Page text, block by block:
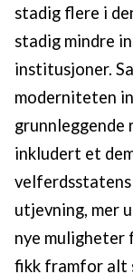
stadig flere i
stadig mindre
institusjoner.
moderniteten
grunnleggende
inkludert et
utjevning, mer
nye muligheter
fikk framfor alt